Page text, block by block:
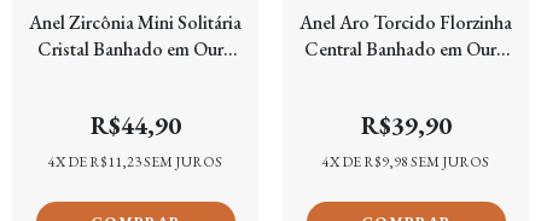
Anel Zircônia Mini Solitária
Cristal Banhado em Ouro
R$44,90
4X DER$11,23SEM JUROS
Anel Aro Torcido Florzinha
Central Banhado em Ouro
R$39,90
4X DER$9,98SEM JUROS